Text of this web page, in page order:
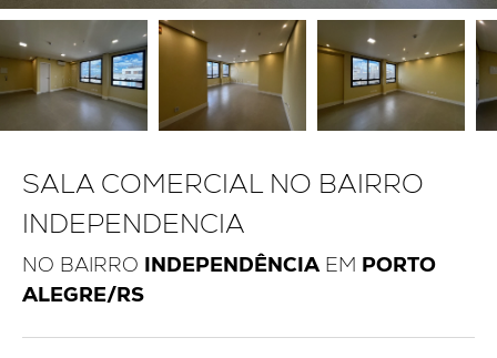
SALA COMERCIAL NO BAIRRO
INDEPENDENCIA
NO BAIRRO INDEPENDÊNCIAEM PORTO
ALEGRE/RS